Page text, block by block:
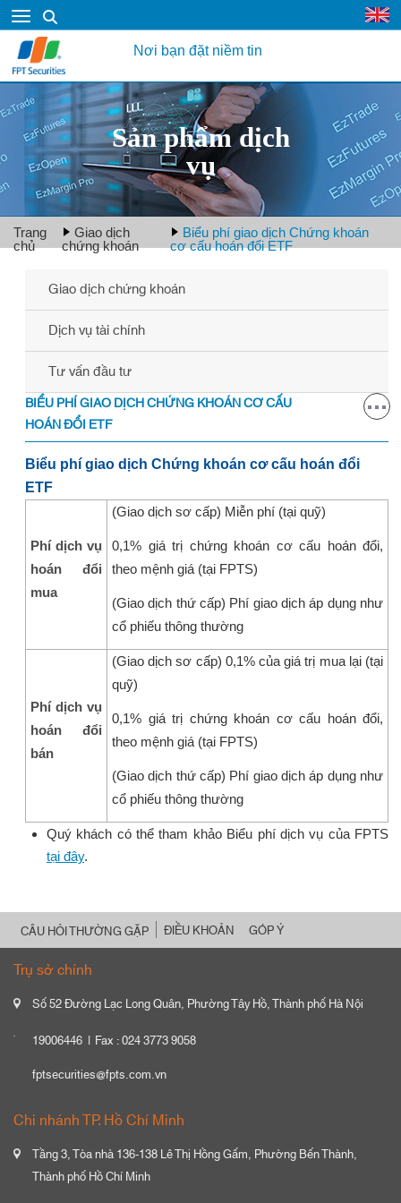
Nơi bạn đặt niềm tin
Sản phẩm dịch
vụ
Trang
chủ
Giao dịch
chứng khoán
Biểu phí giao dịch Chứng khoán
cơ cấu hoán đổi ETF
Giao dịch chứng khoán
Dịch vụ tài chính
Tư vấn đầu tư
BIỂU PHÍ GIAO DỊCH CHỨNG KHOÁN CƠ CẤU
HOÁN ĐỔI ETF
Biểu phí giao dịch Chứng khoán cơ cấu hoán đổi
ETF
Phí dịch vụ
hoán đổi
mua
(Giao dịch sơ cấp) Miễn phí (tại quỹ)
0,1% giá trị chứng khoán cơ cấu hoán đổi,
theo mệnh giá (tại FPTS)
(Giao dịch thứ cấp) Phí giao dịch áp dụng như
cổ phiếu thông thường
Phí dịch vụ
hoán đổi
bán
(Giao dịch sơ cấp) 0,1% của giá trị mua lại (tại
quỹ)
0,1% giá trị chứng khoán cơ cấu hoán đổi,
theo mệnh giá (tại FPTS)
(Giao dịch thứ cấp) Phí giao dịch áp dụng như
cổ phiếu thông thường
Quý khách có thể tham khảo Biểu phí dịch vụ của FPTS
tại đây.
CÂU HỎI THƯỜNG GẶP ĐIỀU KHOẢN GÓP Ý
Trụ sở chính
Số 52 Đường Lạc Long Quân, Phường Tây Hồ, Thành phố Hà Nội
19006446
Fax : 024 3773 9058
fptsecurities@fpts.com.vn
Chi nhánh TP. Hồ Chí Minh
Tầng 3, Tòa nhà 136-138 Lê Thị Hồng Gấm, Phường Bến Thành,
Thành phố Hồ Chí Minh